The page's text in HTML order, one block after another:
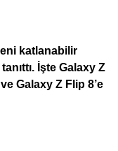
katlanabilir
İşte Galaxy Z
Galaxy Z Flip 8’e